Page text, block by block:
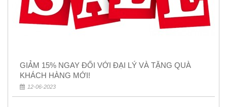
GIẢM 15% NGAY ĐỐI VỚI ĐẠI LÝ VÀ TẶNG QUÀ
KHÁCH HÀNG MỚI!
12-06-2023